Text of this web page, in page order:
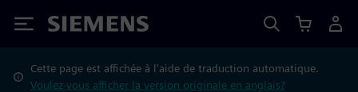
Siemens
Cette page est affichée à l'aide de traduction automatique.
Voulez-vous afficher la version originale en anglais?